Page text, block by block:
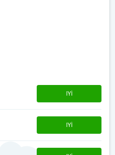
IYI
IYI